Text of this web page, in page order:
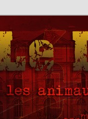
Libertaire